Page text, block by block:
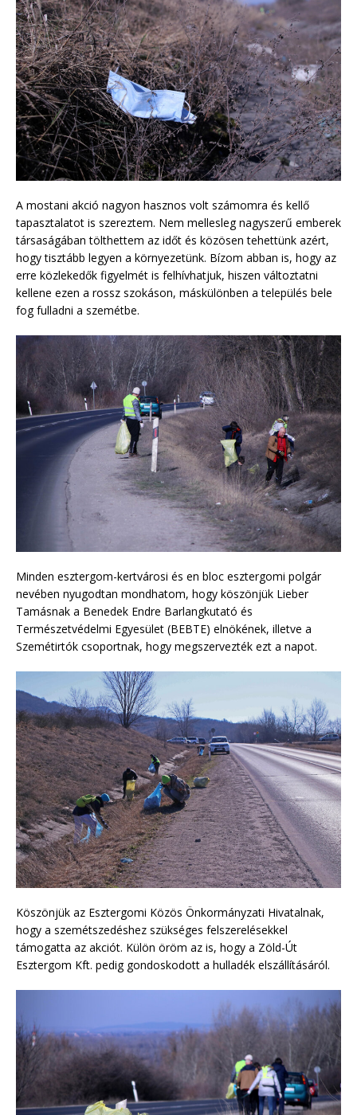
A mostani akció nagyon hasznos volt számomra és kellő
tapasztalatot is szereztem. Nem mellesleg nagyszerű emberek
társaságában tölthettem az időt és közösen tehettünk azért,
hogy tisztább legyen a környezetünk. Bízom abban is, hogy az
erre közlekedők figyelmét is felhívhatjuk, hiszen változtatni
kellene ezen a rossz szokáson, máskülönben a település bele
fog fulladni a szemétbe.
Minden esztergom-kertvárosi és en bloc esztergomi polgár
nevében nyugodtan mondhatom, hogy köszönjük Lieber
Tamásnak a Benedek Endre Barlangkutató és
Természetvédelmi Egyesület (BEBTE) elnökének, illetve a
Szemétirtók csoportnak, hogy megszervezték ezt a napot.
Köszönjük az Esztergomi Közös Önkormányzati Hivatalnak,
hogy a szemétszedéshez szükséges felszerelésekkel
támogatta az akciót. Külön öröm az is, hogy a Zöld-Út
Esztergom Kft. pedig gondoskodott a hulladék elszállításáról.